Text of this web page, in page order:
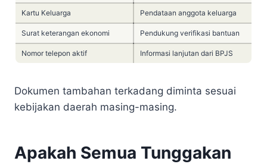
Kartu Keluarga Pendataan anggota keluarga
Surat keterangan ekonomi Pendukung verifikasi bantuan
Nomor telepon aktif Informasi lanjutan dari BPJS
Dokumen tambahan terkadang diminta sesuai
kebijakan daerah masing-masing.
Apakah Semua Tunggakan